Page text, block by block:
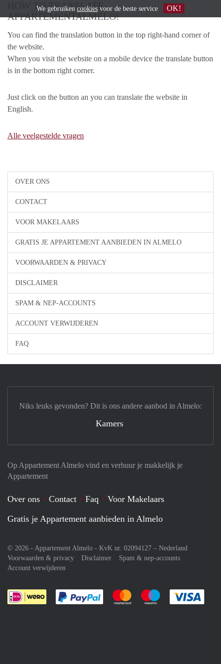
OVER ONS
CONTACT
VOOR MAKELAARS
GRATIS JE APPARTEMENT AANBIEDEN IN ALMELO
VOORWAARDEN & PRIVACY
DISCLAIMER
SPAM & NEP-ACCOUNTS
ACCOUNT VERWIJDEREN
FAQ
HOW TO TRANSLATE
APPARTEMENTALMELO!
You can find the translation button in the top right-hand corner of
the website.
When you visit the website on a mobile device the translate button
is in the bottom right corner.
Just click on the button an you can translate the website in
English.
Alle veelgestelde vragen
Op Appartement Almelo vind en verhuur je makkelijk je
Appartement
Over ons Contact Faq
Voor Makelaars
Gratis je Appartement aanbieden in Almelo
© 2026 - Appartement Almelo - KvK nr. 02094127 – Nederland
Voorwaarden & privacy
Disclaimer
Spam & nep-accounts
Account verwijderen
Je rekent gemakkelijk af met Paypal
Je rekent gemakkelijk af met
Je rekent
Niks leuks gevonden? Dit is ons andere aanbod in Almelo:
Kamers
We gebruiken cookies voor de beste service OK!